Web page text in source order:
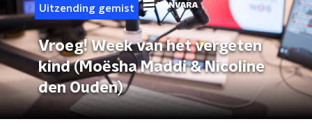
Uitzending gemist
Vroeg! Week van het vergeten
kind (Moësha Maddi & Nicoline
den Ouden)